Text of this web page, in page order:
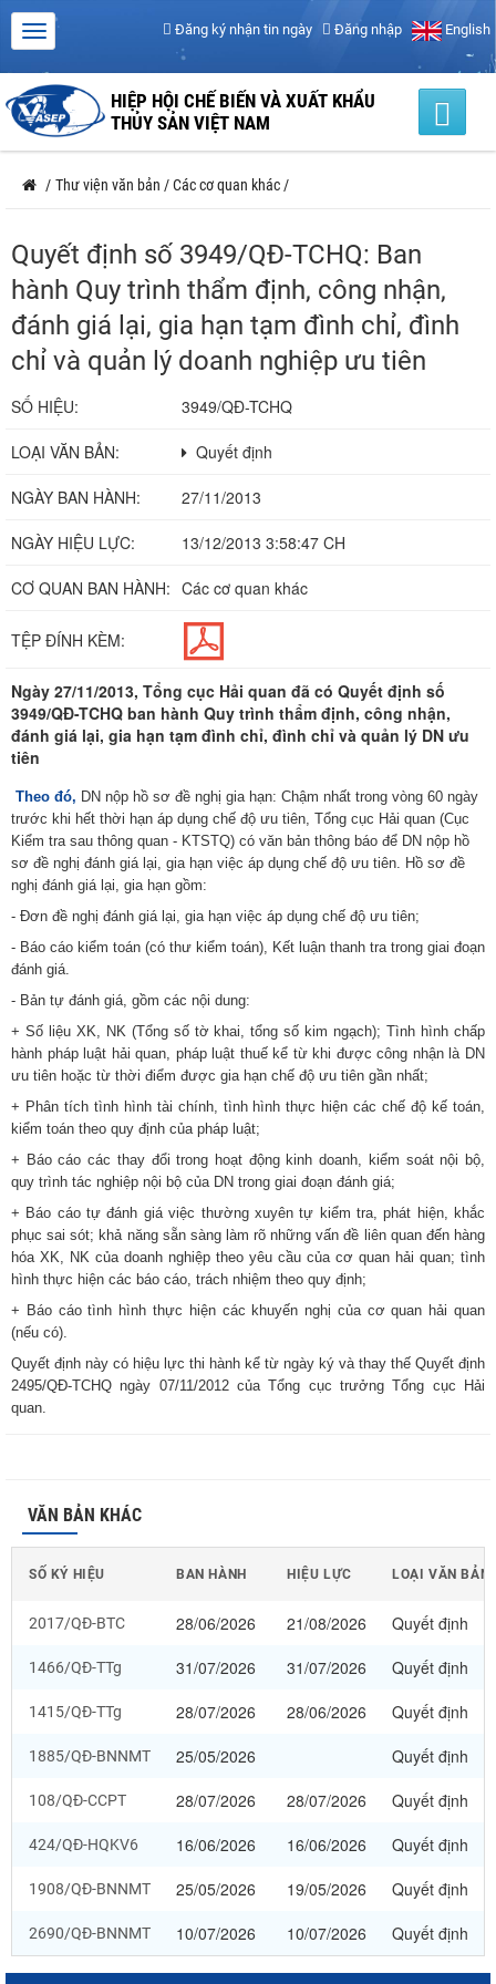
Đăng ký nhận tin ngày Đăng nhập English
HIỆP HỘI CHẾ BIẾN VÀ XUẤT KHẨU
THỦY SẢN VIỆT NAM
/ Thư viện văn bản /Các cơ quan khác /
Quyết định số 3949/QĐ-TCHQ: Ban
hành Quy trình thẩm định, công nhận,
đánh giá lại, gia hạn tạm đình chỉ, đình
chỉ và quản lý doanh nghiệp ưu tiên
SỐ HIỆU: 3949/QĐ-TCHQ
LOẠI VĂN BẢN: Quyết định
NGÀY BAN HÀNH: 27/11/2013
NGÀY HIỆU LỰC: 13/12/2013 3:58:47 CH
CƠ QUAN BAN HÀNH: Các cơ quan khác
TỆP ĐÍNH KÈM:
Ngày 27/11/2013, Tổng cục Hải quan đã có Quyết định số
3949/QĐ-TCHQ ban hành Quy trình thẩm định, công nhận,
đánh giá lại, gia hạn tạm đình chỉ, đình chỉ và quản lý DN ưu
tiên
Theo đó, DN nộp hồ sơ đề nghị gia hạn: Chậm nhất trong vòng 60 ngày
trước khi hết thời hạn áp dụng chế độ ưu tiên, Tổng cục Hải quan (Cục
Kiểm tra sau thông quan - KTSTQ) có văn bản thông báo để DN nộp hồ
sơ đề nghị đánh giá lại, gia hạn việc áp dụng chế độ ưu tiên. Hồ sơ đề
nghị đánh giá lại, gia hạn gồm:
- Đơn đề nghị đánh giá lại, gia hạn việc áp dụng chế độ ưu tiên;
- Báo cáo kiểm toán (có thư kiểm toán), Kết luận thanh tra trong giai đoạn
đánh giá.
- Bản tự đánh giá, gồm các nội dung:
+ Số liệu XK, NK (Tổng số tờ khai, tổng số kim ngạch); Tình hình chấp
hành pháp luật hải quan, pháp luật thuế kể từ khi được công nhận là DN
ưu tiên hoặc từ thời điểm được gia hạn chế độ ưu tiên gần nhất;
+ Phân tích tình hình tài chính, tình hình thực hiện các chế độ kế toán,
kiểm toán theo quy định của pháp luật;
+ Báo cáo các thay đổi trong hoạt động kinh doanh, kiểm soát nội bộ,
quy trình tác nghiệp nội bộ của DN trong giai đoạn đánh giá;
+ Báo cáo tự đánh giá việc thường xuyên tự kiểm tra, phát hiện, khắc
phục sai sót; khả năng sẵn sàng làm rõ những vấn đề liên quan đến hàng
hóa XK, NK của doanh nghiệp theo yêu cầu của cơ quan hải quan; tình
hình thực hiện các báo cáo, trách nhiệm theo quy định;
+ Báo cáo tình hình thực hiện các khuyến nghị của cơ quan hải quan
(nếu có).
Quyết định này có hiệu lực thi hành kể từ ngày ký và thay thế Quyết định
2495/QĐ-TCHQ ngày 07/11/2012 của Tổng cục trưởng Tổng cục Hải
quan.
VĂN BẢN KHÁC
SỐ KÝ HIỆU BAN HÀNH HIỆU LỰC LOẠI VĂN BẢN
2017/QĐ-BTC 28/06/2026 21/08/2026 Quyết định
1466/QĐ-TTg 31/07/2026 31/07/2026 Quyết định
1415/QĐ-TTg 28/07/2026 28/06/2026 Quyết định
1885/QĐ-BNNMT 25/05/2026 Quyết định
108/QĐ-CCPT 28/07/2026 28/07/2026 Quyết định
424/QĐ-HQKV6 16/06/2026 16/06/2026 Quyết định
1908/QĐ-BNNMT 25/05/2026 19/05/2026 Quyết định
2690/QĐ-BNNMT 10/07/2026 10/07/2026 Quyết định